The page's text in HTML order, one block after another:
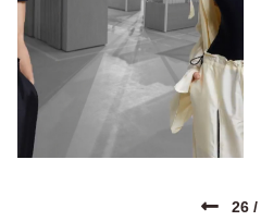
/
26